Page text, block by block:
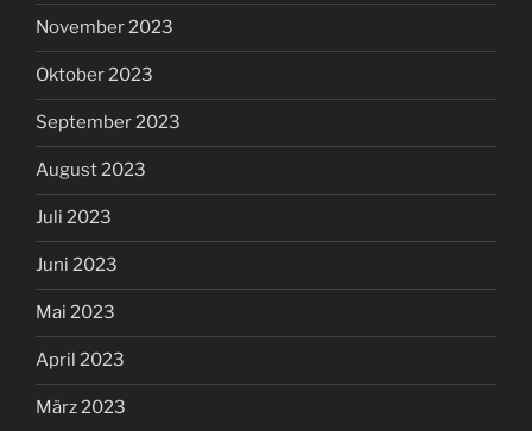
November 2023
Oktober 2023
September 2023
August 2023
Juli 2023
Juni 2023
Mai 2023
April 2023
März 2023